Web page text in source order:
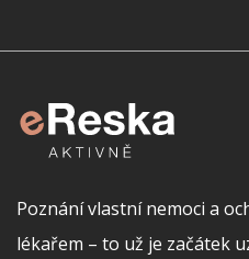
Poznání vlastní nemoci a
lékařem – to už je začátek